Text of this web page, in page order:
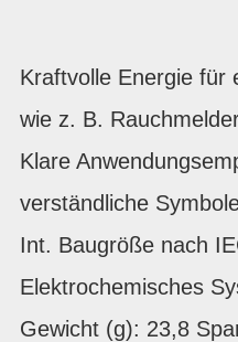
Kraftvolle Energie für
wie z. B.
Klare
verständliche
Int. Baugröße nach
Elektrochemisches
Gewicht (g): 23,8